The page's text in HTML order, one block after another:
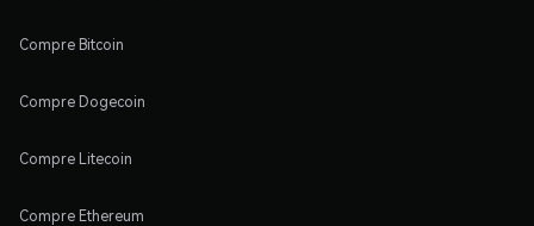
Compre Bitcoin
Compre Dogecoin
Compre Litecoin
Compre Ethereum